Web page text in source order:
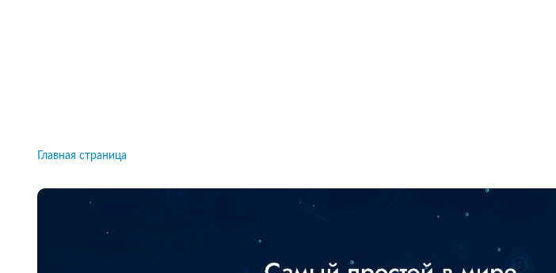
Главная страница